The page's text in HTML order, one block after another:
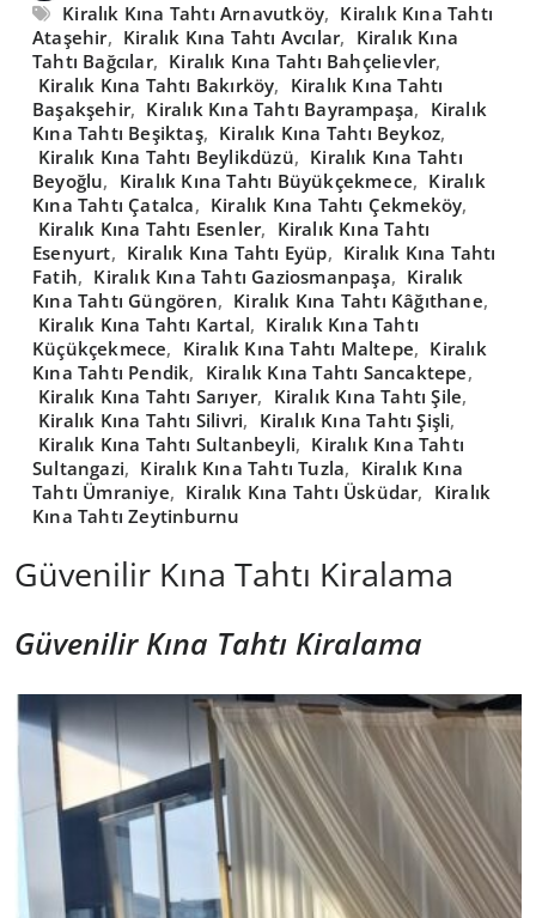
Kiralık Kına Tahtı Arnavutköy, Kiralık Kına Tahtı
Ataşehir, Kiralık Kına Tahtı Avcılar, Kiralık Kına
Tahtı Bağcılar, Kiralık Kına Tahtı Bahçelievler,
Kiralık Kına Tahtı Bakırköy, Kiralık Kına Tahtı
Başakşehir, Kiralık Kına Tahtı Bayrampaşa, Kiralık
Kına Tahtı Beşiktaş, Kiralık Kına Tahtı Beykoz,
Kiralık Kına Tahtı Beylikdüzü, Kiralık Kına Tahtı
Beyoğlu, Kiralık Kına Tahtı Büyükçekmece, Kiralık
Kına Tahtı Çatalca, Kiralık Kına Tahtı Çekmeköy,
Kiralık Kına Tahtı Esenler, Kiralık Kına Tahtı
Esenyurt, Kiralık Kına Tahtı Eyüp, Kiralık Kına Tahtı
Fatih, Kiralık Kına Tahtı Gaziosmanpaşa, Kiralık
Kına Tahtı Güngören, Kiralık Kına Tahtı Kâğıthane,
Kiralık Kına Tahtı Kartal, Kiralık Kına Tahtı
Küçükçekmece, Kiralık Kına Tahtı Maltepe, Kiralık
Kına Tahtı Pendik, Kiralık Kına Tahtı Sancaktepe,
Kiralık Kına Tahtı Sarıyer, Kiralık Kına Tahtı Şile,
Kiralık Kına Tahtı Silivri, Kiralık Kına Tahtı Şişli,
Kiralık Kına Tahtı Sultanbeyli, Kiralık Kına Tahtı
Sultangazi, Kiralık Kına Tahtı Tuzla, Kiralık Kına
Tahtı Ümraniye, Kiralık Kına Tahtı Üsküdar, Kiralık
Kına Tahtı Zeytinburnu
Güvenilir Kına Tahtı Kiralama
Güvenilir Kına Tahtı Kiralama